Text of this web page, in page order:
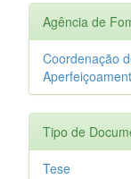
Agência de
Coordenação
Tipo de
Tese